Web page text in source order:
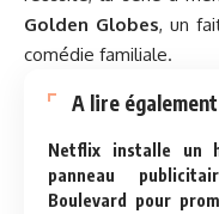
Golden Globes, un
comédie familiale.
A lire également
Netflix installe un
panneau
Boulevard pour